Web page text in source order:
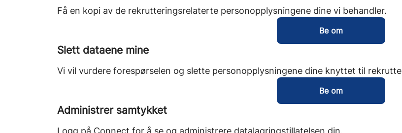
Få en kopi av de rekrutteringsrelaterte personopplysningene dine vi behandler.
Be om
Slett dataene mine
Vi vil vurdere forespørselen og slette personopplysningene dine knyttet til
Be om
Administrer samtykket
Logg på Connect for å se og administrere datalagringstillatelsen din.